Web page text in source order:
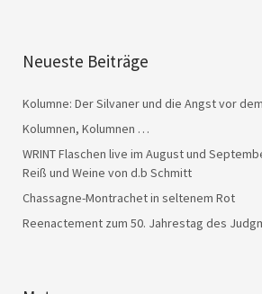
Neueste Beiträge
Kolumne: Der Silvaner und die Angst vor
Kolumnen, Kolumnen …
WRINT Flaschen live im August und
Reiß und Weine von d.b Schmitt
Chassagne-Montrachet in seltenem Rot
Reenactement zum 50. Jahrestag des